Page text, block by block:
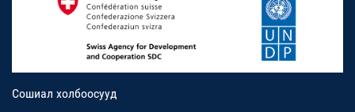
Сошиал холбоосууд